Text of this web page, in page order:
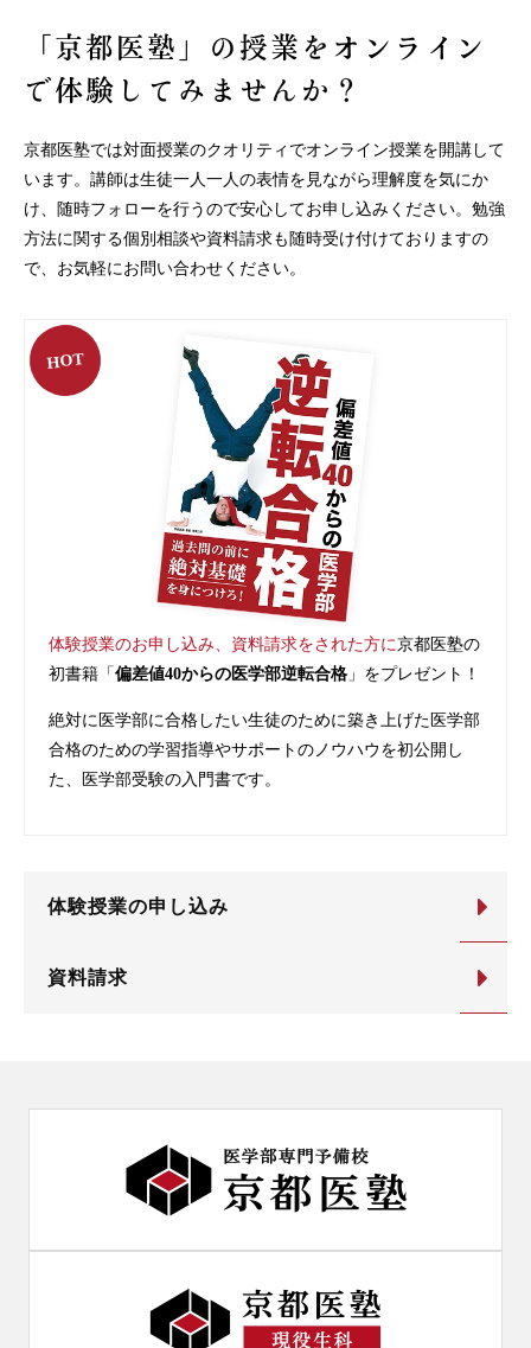
「京都医塾」の授業を オンライン
で体験してみませんか？
京都医塾では対面授業のクオリティでオンライン授業を開講して
います。 講師は生徒一人一人の表情を見ながら理解度を気にか
け、随時フォローを行うので安心してお申し込みください。 勉強
方法に関する個別相談や資料請求も随時受け付けておりますの
で、お気軽にお問い合わせください。
HOT
体験授業のお申し込み、資料請求をされた方に京都医塾の
初書籍「 偏差値40からの医学部逆転合格 」をプレゼント！
絶対に医学部に合格したい生徒のために築き上げた医学部
合格のための学習指導やサポートのノウハウを初公開し
た、医学部受験の入門書です。
体験授業の申し込み
資料請求